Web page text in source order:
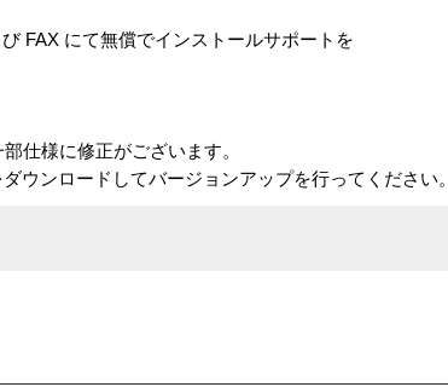
FAX にて無償でインストールサポートを
仕様に修正がございます。
ンロードしてバージョンアップを行ってください。